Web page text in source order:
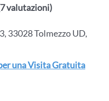
valutazioni)
33028 Tolmezzo UD,
una Visita Gratuita